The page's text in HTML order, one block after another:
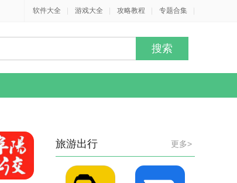
软件大全 游戏大全 攻略教程 专题合集
更多>
旅游出行